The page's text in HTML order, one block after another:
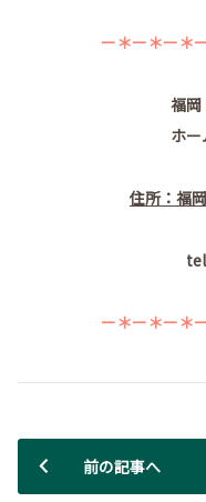
ー＊ー＊ー＊
福岡
ホ
住所：福
ー＊ー＊ー＊
前の記事へ